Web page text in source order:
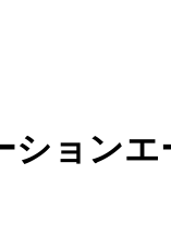
ョンエ